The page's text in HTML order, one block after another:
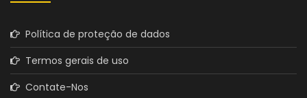
Política de proteção de dados
Termos gerais de uso
Contate-Nos